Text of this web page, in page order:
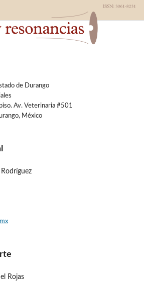
de Durango
Av. Veterinaria #501
México
Rojas